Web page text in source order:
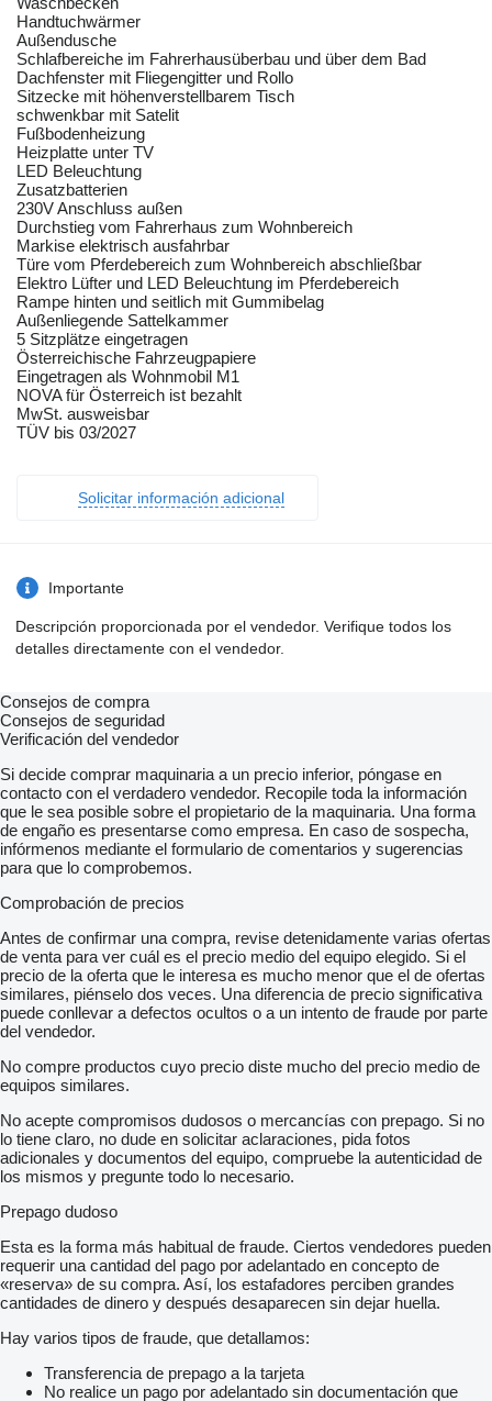
Handtuchwärmer
Außendusche
Schlafbereiche im Fahrerhausüberbau und über dem Bad
Dachfenster mit Fliegengitter und Rollo
Sitzecke mit höhenverstellbarem Tisch
schwenkbar mit Satelit
Fußbodenheizung
Heizplatte unter TV
LED Beleuchtung
Zusatzbatterien
230V Anschluss außen
Durchstieg vom Fahrerhaus zum Wohnbereich
Markise elektrisch ausfahrbar
Türe vom Pferdebereich zum Wohnbereich abschließbar
Elektro Lüfter und LED Beleuchtung im Pferdebereich
Rampe hinten und seitlich mit Gummibelag
Außenliegende Sattelkammer
5 Sitzplätze eingetragen
Österreichische Fahrzeugpapiere
Eingetragen als Wohnmobil M1
NOVA für Österreich ist bezahlt
MwSt. ausweisbar
TÜV bis 03/2027
Solicitar información adicional
Importante
Descripción proporcionada por el vendedor. Verifique todos los
detalles directamente con el vendedor.
Consejos de compra
Consejos de seguridad
Verificación del vendedor
Si decide comprar maquinaria a un precio inferior, póngase en
contacto con el verdadero vendedor. Recopile toda la información
que le sea posible sobre el propietario de la maquinaria. Una forma
de engaño es presentarse como empresa. En caso de sospecha,
infórmenos mediante el formulario de comentarios y sugerencias
para que lo comprobemos.
Comprobación de precios
Antes de confirmar una compra, revise detenidamente varias ofertas
de venta para ver cuál es el precio medio del equipo elegido. Si el
precio de la oferta que le interesa es mucho menor que el de ofertas
similares, piénselo dos veces. Una diferencia de precio significativa
puede conllevar a defectos ocultos o a un intento de fraude por parte
del vendedor.
No compre productos cuyo precio diste mucho del precio medio de
equipos similares.
No acepte compromisos dudosos o mercancías con prepago. Si no
lo tiene claro, no dude en solicitar aclaraciones, pida fotos
adicionales y documentos del equipo, compruebe la autenticidad de
los mismos y pregunte todo lo necesario.
Prepago dudoso
Esta es la forma más habitual de fraude. Ciertos vendedores pueden
requerir una cantidad del pago por adelantado en concepto de
«reserva» de su compra. Así, los estafadores perciben grandes
cantidades de dinero y después desaparecen sin dejar huella.
Hay varios tipos de fraude, que detallamos:
Transferencia de prepago a la tarjeta
No realice un pago por adelantado sin documentación que